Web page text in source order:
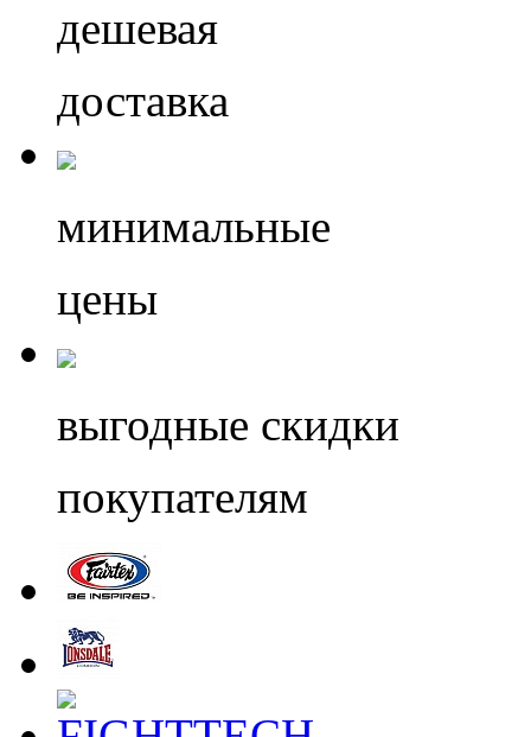
дешевая
доставка
минимальные
цены
выгодные скидки
покупателям